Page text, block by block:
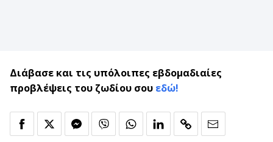
Διάβασε και τις υπόλοιπες εβδομαδιαίες
προβλέψεις του ζωδίου σου εδώ!